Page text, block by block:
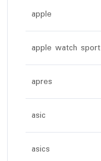
apple
apple watch sport
apres
asic
asics